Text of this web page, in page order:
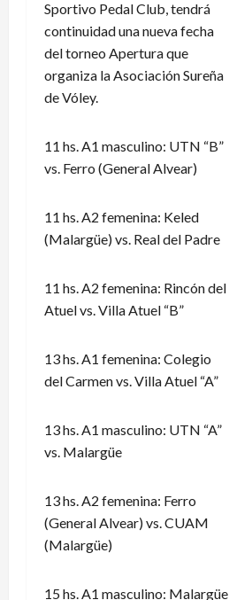
Sportivo Pedal Club, tendrá
continuidad una nueva fecha
del torneo Apertura que
organiza la Asociación Sureña
de Vóley.
11 hs. A1 masculino: UTN “B”
vs. Ferro (General Alvear)
11 hs. A2 femenina: Keled
(Malargüe) vs. Real del Padre
11 hs. A2 femenina: Rincón del
Atuel vs. Villa Atuel “B”
13 hs. A1 femenina: Colegio
del Carmen vs. Villa Atuel “A”
13 hs. A1 masculino: UTN “A”
vs. Malargüe
13 hs. A2 femenina: Ferro
(General Alvear) vs. CUAM
(Malargüe)
15 hs. A1 masculino: Malargüe